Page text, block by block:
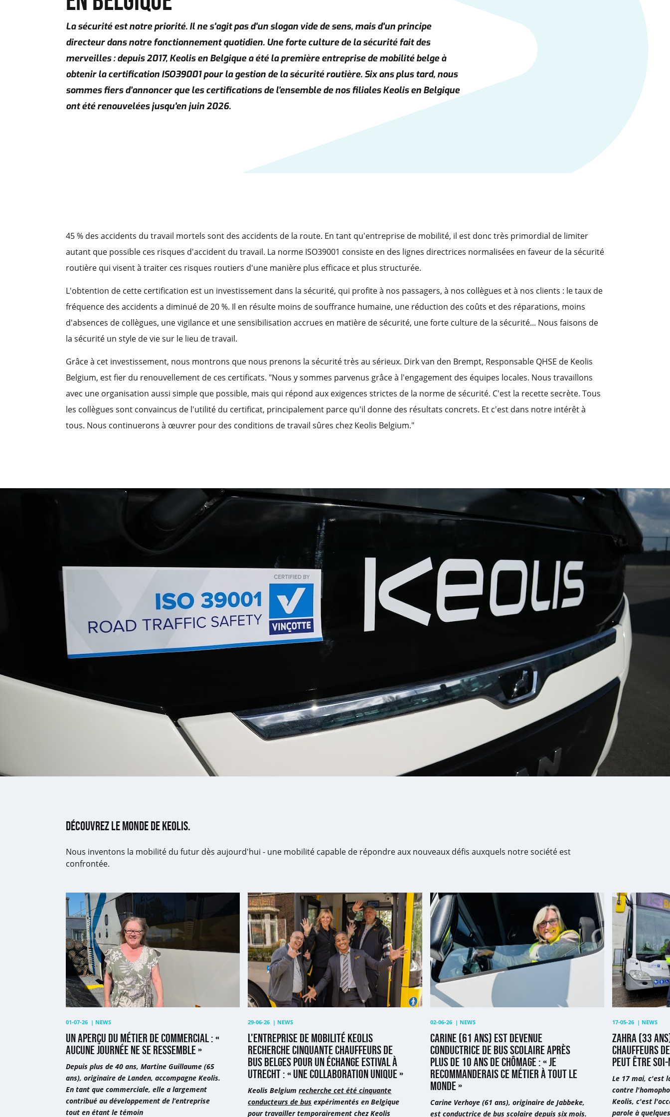
La sécurité est notre priorité. Il ne s'agit pas d'un slogan vide de sens, mais d'un principe
directeur dans notre fonctionnement quotidien. Une forte culture de la sécurité fait des
merveilles : depuis 2017, Keolis en Belgique a été la première entreprise de mobilité belge à
obtenir la certification ISO39001 pour la gestion de la sécurité routière. Six ans plus tard, nous
sommes fiers d’annoncer que les certifications de l’ensemble de nos filiales Keolis en Belgique
ont été renouvelées jusqu'en juin 2026.
45 % des accidents du travail mortels sont des accidents de la route. En tant qu'entreprise de mobilité, il est donc très primordial de limiter
autant que possible ces risques d'accident du travail. La norme ISO39001 consiste en des lignes directrices normalisées en faveur de la sécurité
routière qui visent à traiter ces risques routiers d'une manière plus efficace et plus structurée.
L'obtention de cette certification est un investissement dans la sécurité, qui profite à nos passagers, à nos collègues et à nos clients : le taux de
fréquence des accidents a diminué de 20 %. Il en résulte moins de souffrance humaine, une réduction des coûts et des réparations, moins
d'absences de collègues, une vigilance et une sensibilisation accrues en matière de sécurité, une forte culture de la sécurité... Nous faisons de
la sécurité un style de vie sur le lieu de travail.
Grâce à cet investissement, nous montrons que nous prenons la sécurité très au sérieux. Dirk van den Brempt, Responsable QHSE de Keolis
Belgium, est fier du renouvellement de ces certificats. "Nous y sommes parvenus grâce à l'engagement des équipes locales. Nous travaillons
avec une organisation aussi simple que possible, mais qui répond aux exigences strictes de la norme de sécurité. C'est la recette secrète. Tous
les collègues sont convaincus de l'utilité du certificat, principalement parce qu'il donne des résultats concrets. Et c'est dans notre intérêt à
tous. Nous continuerons à œuvrer pour des conditions de travail sûres chez Keolis Belgium."
Découvrez le monde de Keolis.
Nous inventons la mobilité du futur dès aujourd'hui - une mobilité capable de répondre aux nouveaux défis auxquels notre société est
confrontée.
Un
aperçu
du
métier
de
commercial
«
Aucune
journée
ne
ressemble
»
01-07-26 | NEWS
UN APERÇU DU MÉTIER DE COMMERCIAL : «
AUCUNE JOURNÉE NE SE RESSEMBLE »
Depuis plus de 40 ans, Martine Guillaume (65
ans), originaire de Landen, accompagne Keolis.
En tant que commerciale, elle a largement
contribué au développement de l’entreprise
tout en étant le témoin
L'entreprise
de
mobilité
Keolis
recherche
cinquante
chauffeurs
de
bus
belges
pour
échange
estival
à
Utrecht
:
«
Une
29-06-26 | NEWS
L'ENTREPRISE DE MOBILITÉ KEOLIS
RECHERCHE CINQUANTE CHAUFFEURS DE
BUS BELGES POUR UN ÉCHANGE ESTIVAL À
UTRECHT : « UNE COLLABORATION UNIQUE »
Keolis Belgiumrecherche cet été cinquante
conducteurs de bus expérimentés en Belgique
pour travailler temporairement chez Keolis
Carine
(61
ans)
est
devenue
conductrice
de
bus
scolaire
après
plus
10
ans
de
chômage
:
«
Je
02-06-26 | NEWS
CARINE (61 ANS) EST DEVENUE
CONDUCTRICE DE BUS SCOLAIRE APRÈS
PLUS DE 10 ANS DE CHÔMAGE : « JE
RECOMMANDERAIS CE MÉTIER À TOUT LE
MONDE »
Carine Verhoye (61 ans), originaire de Jabbeke,
est conductrice de bus scolaire depuis six mois.
Zahra
(33
ans)
Bart
(49
ans),
chauffeurs
de
bus
:
Chez
Keolis,
on
peut
être
soi-
même
17-05-26 | NEWS
ZAHRA (33
CHAUFFEURS
PEUT ÊTRE
Le 17 mai, c'est
contre
Keolis, c'est
parole à